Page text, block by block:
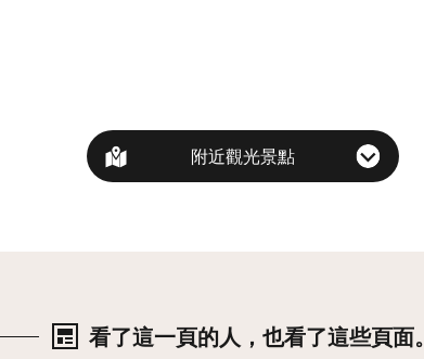
附近觀光景點
看了這一頁的人，也看了這些頁面。